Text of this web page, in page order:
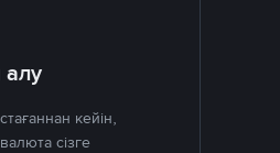
кейін,
сізге